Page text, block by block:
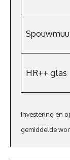
HR++ glas
Investering en
gemiddelde